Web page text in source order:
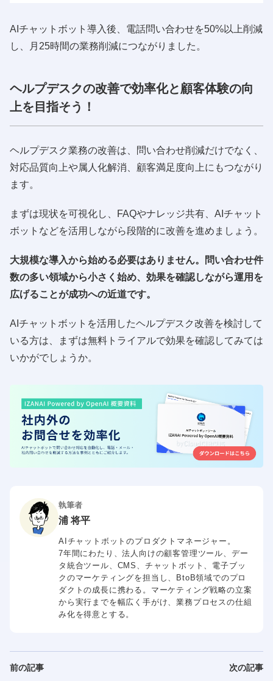
AIチャットボット導入後、電話問い合わせを50%以上削減
し、月25時間の業務削減につながりました。
ヘルプデスクの改善で効率化と顧客体験の向
上を目指そう！
ヘルプデスク業務の改善は、問い合わせ削減だけでなく、
対応品質向上や属人化解消、顧客満足度向上にもつながり
ます。
まずは現状を可視化し、FAQやナレッジ共有、AIチャット
ボットなどを活用しながら段階的に改善を進めましょう。
大規模な導入から始める必要はありません。問い合わせ件
数の多い領域から小さく始め、効果を確認しながら運用を
広げることが成功への近道です。
AIチャットボットを活用したヘルプデスク改善を検討して
いる方は、まずは無料トライアルで効果を確認してみては
いかがでしょうか。
執筆者
浦 将平
AIチャットボットのプロダクトマネージャー。
7年間にわたり、法人向けの顧客管理ツール、デー
タ統合ツール、CMS、チャットボット、電子ブッ
クのマーケティングを担当し、BtoB領域でのプロ
ダクトの成長に携わる。マーケティング戦略の立案
から実行までを幅広く手がけ、業務プロセスの仕組
み化を得意とする。
前の記事 次の記事